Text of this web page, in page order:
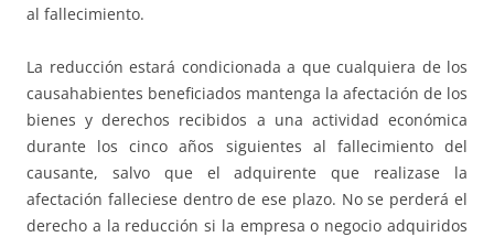
al fallecimiento.
La reducción estará condicionada a que cualquiera de los
causahabientes beneficiados mantenga la afectación de los
bienes y derechos recibidos a una actividad económica
durante los cinco años siguientes al fallecimiento del
causante, salvo que el adquirente que realizase la
afectación falleciese dentro de ese plazo. No se perderá el
derecho a la reducción si la empresa o negocio adquiridos